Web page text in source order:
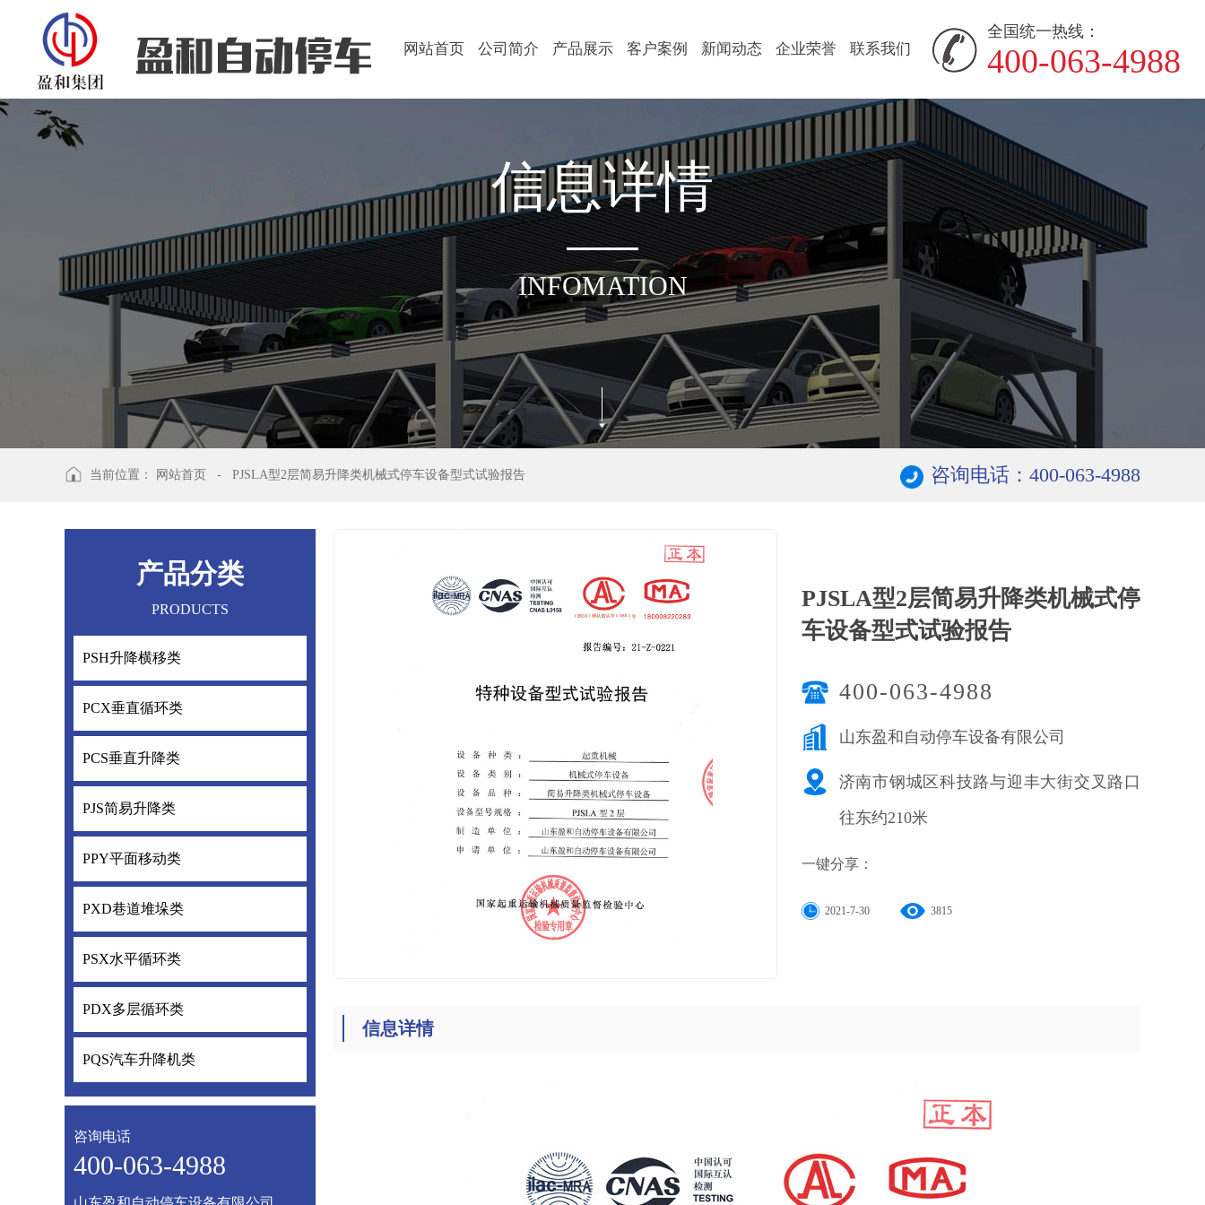
网站首页 公司简介 产品展示 客户案例 新闻动态 企业荣誉 联系我们
全国统一热线：
400-063-4988
信息详情
INFOMATION
当前位置： 网站首页 - PJSLA型2层简易升降类机械式停车设备型式试验报告 咨询电话：400-063-4988
产品分类
PRODUCTS
PSH升降横移类
PCX垂直循环类
PCS垂直升降类
PJS简易升降类
PPY平面移动类
PXD巷道堆垛类
PSX水平循环类
PDX多层循环类
PQS汽车升降机类
咨询电话
400-063-4988
PJSLA型2层简易升降类机械式停
车设备型式试验报告
400-063-4988
山东盈和自动停车设备有限公司
济南市钢城区科技路与迎丰大街交叉路口
往东约210米
一键分享：
2021-7-30 3815
信息详情